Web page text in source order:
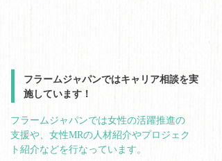
フラームジャパンではキャリア相談を実
施しています！
フラームジャパンでは女性の活躍推進の
支援や、女性MRの人材紹介やプロジェク
ト紹介などを行なっています。